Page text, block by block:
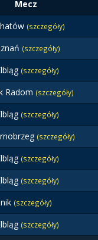
Mecz
(szczegóły)
(szczegóły)
(szczegóły)
Radom (szczegóły)
(szczegóły)
(szczegóły)
(szczegóły)
(szczegóły)
(szczegóły)
(szczegóły)